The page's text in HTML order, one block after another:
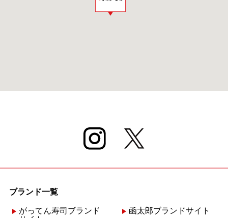
ブランド一覧
がってん寿司ブランド
函太郎ブランドサイト